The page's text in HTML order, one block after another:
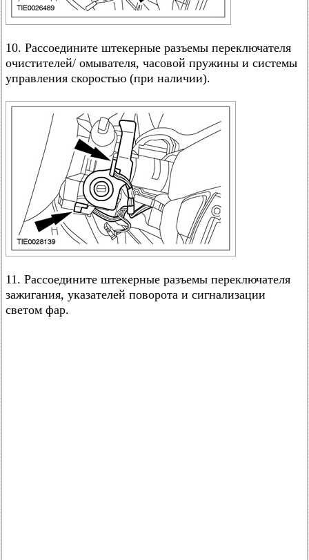
10. Рассоедините штекерные разъемы переключателя
очистителей/ омывателя, часовой пружины и системы
управления скоростью (при наличии).
11. Рассоедините штекерные разъемы переключателя
зажигания, указателей поворота и сигнализации
светом фар.